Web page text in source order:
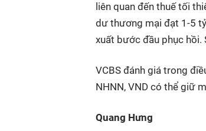
liên quan đến thuế tối
dư thương mại đạt 1-5
xuất bước đầu phục hồi.
VCBS đánh giá trong
NHNN, VND có thể giữ
Quang Hưng